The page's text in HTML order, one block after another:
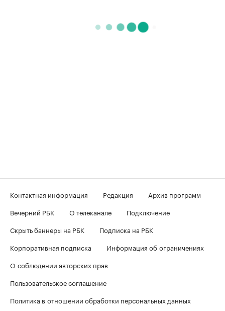
Контактная информация Редакция
Архив программ
Вечерний РБК
О телеканале
Подключение
Скрыть баннеры на РБК
Подписка на РБК
Корпоративная подписка
Информация об ограничениях
О соблюдении авторских прав
Пользовательское соглашение
Политика в отношении обработки персональных данных